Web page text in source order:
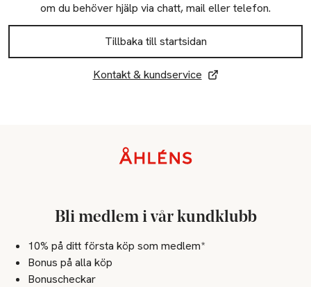
om du behöver hjälp via chatt, mail eller telefon.
Tillbaka till startsidan
Kontakt & kundservice
Bli medlem i vår kundklubb
10% på ditt första köp som medlem*
Bonus på alla köp
Bonuscheckar